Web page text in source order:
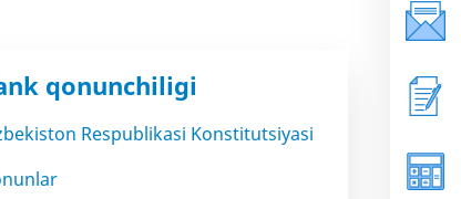
qonunchiligi
Respublikasi Konstitutsiyasi